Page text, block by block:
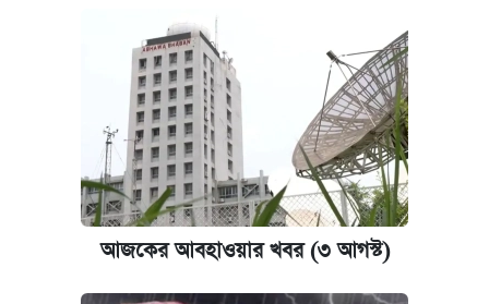
আজকের আবহাওয়ার খবর (৩ আগস্ট)